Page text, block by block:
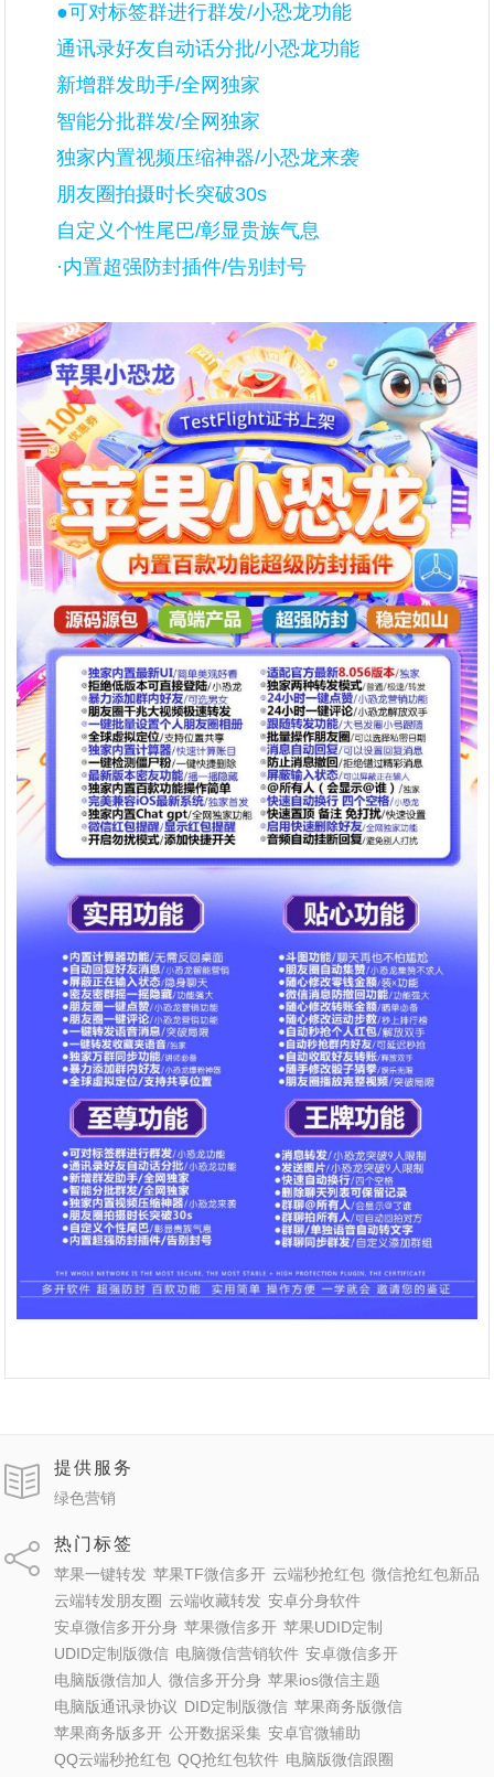
●可对标签群进行群发/小恐龙功能
通讯录好友自动话分批/小恐龙功能
新增群发助手/全网独家
智能分批群发/全网独家
独家内置视频压缩神器/小恐龙来袭
朋友圈拍摄时长突破30s
自定义个性尾巴/彰显贵族气息
·内置超强防封插件/告别封号
提供服务
绿色营销
热门标签
苹果一键转发 苹果TF微信多开 云端秒抢红包 微信抢红包新品
云端转发朋友圈 云端收藏转发 安卓分身软件
安卓微信多开分身 苹果微信多开 苹果UDID定制
UDID定制版微信 电脑微信营销软件 安卓微信多开
电脑版微信加人 微信多开分身 苹果ios微信主题
电脑版通讯录协议 DID定制版微信 苹果商务版微信
苹果商务版多开 公开数据采集 安卓官微辅助
QQ云端秒抢红包 QQ抢红包软件 电脑版微信跟圈